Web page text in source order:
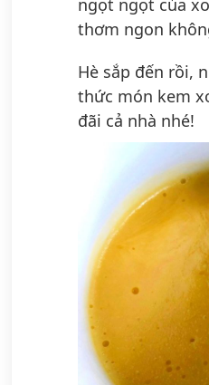
ngọt ngọt của
thơm ngon
Hè sắp đến rồi,
thức món kem
đãi cả nhà nhé!